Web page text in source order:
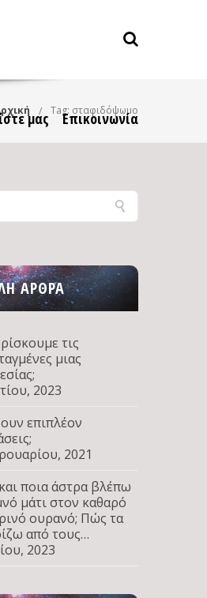
μας Επικοινωνία
Tag: σταφιδόψωμο
ΆΡΘΡΑ
τις
μιας
2023
επιπλέον
2021
ποια άστρα βλέπω
μάτι στον καθαρό
ουρανό; Πώς τα
από τους
Μέρος Δ
2023